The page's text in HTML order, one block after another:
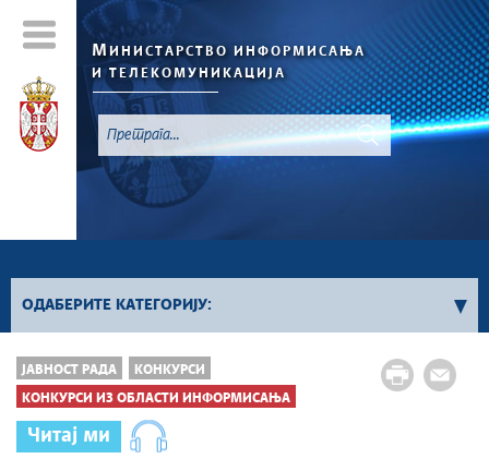
МИНИСТАРСТВО ИНФОРМИСАЊА
И ТЕЛЕКОМУНИКАЦИЈА
ОДАБЕРИТЕ КАТЕГОРИЈУ:
Конкурси из области информисања
Конкурси из области телекомуникација
Конкурси из области информационог
ЈАВНОСТ РАДА КОНКУРСИ
КОНКУРСИ ИЗ ОБЛАСТИ ИНФОРМИСАЊА
Читај ми